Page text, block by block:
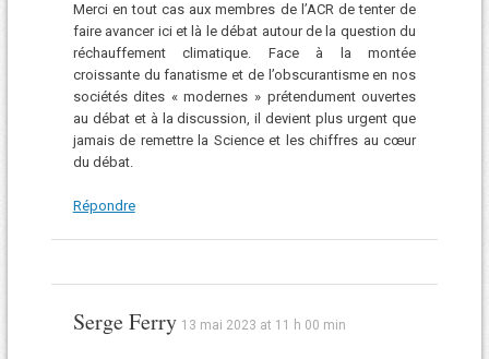
Merci en tout cas aux membres de l’ACR de tenter de
faire avancer ici et là le débat autour de la question du
réchauffement climatique. Face à la montée
croissante du fanatisme et de l’obscurantisme en nos
sociétés dites « modernes » prétendument ouvertes
au débat et à la discussion, il devient plus urgent que
jamais de remettre la Science et les chiffres au cœur
du débat.
Répondre
Serge Ferry 13 mai 2023 at 11 h 00 min